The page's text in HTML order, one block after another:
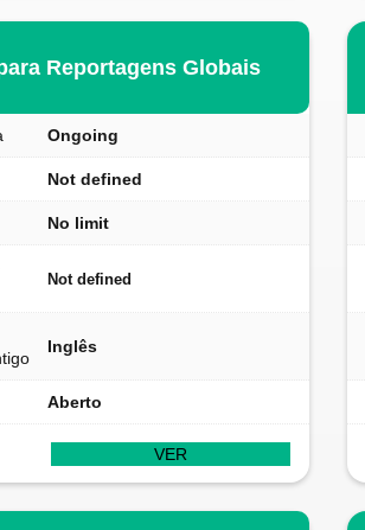
Reportagens Globais
Ongoing
Not defined
No limit
Not defined
Inglês
Aberto
VER